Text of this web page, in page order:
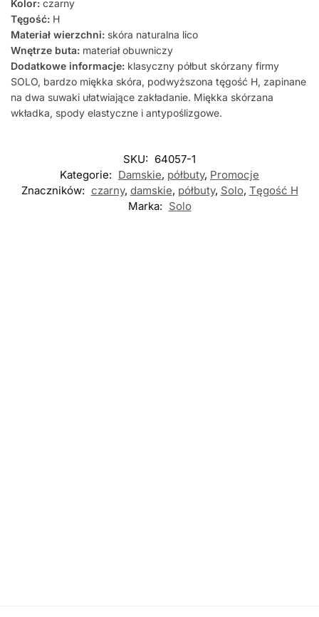
Kolor: czarny
Tęgość: H
Materiał wierzchni: skóra naturalna lico
Wnętrze buta: materiał obuwniczy
Dodatkowe informacje: klasyczny półbut skórzany firmy
SOLO, bardzo miękka skóra, podwyższona tęgość H, zapinane
na dwa suwaki ułatwiające zakładanie. Miękka skórzana
wkładka, spody elastyczne i antypoślizgowe.
SKU: 64057-1
Kategorie: Damskie, półbuty, Promocje
Znaczników: czarny, damskie, półbuty, Solo, Tęgość H
Marka: Solo